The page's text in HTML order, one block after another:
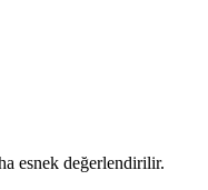
esnek değerlendirilir.